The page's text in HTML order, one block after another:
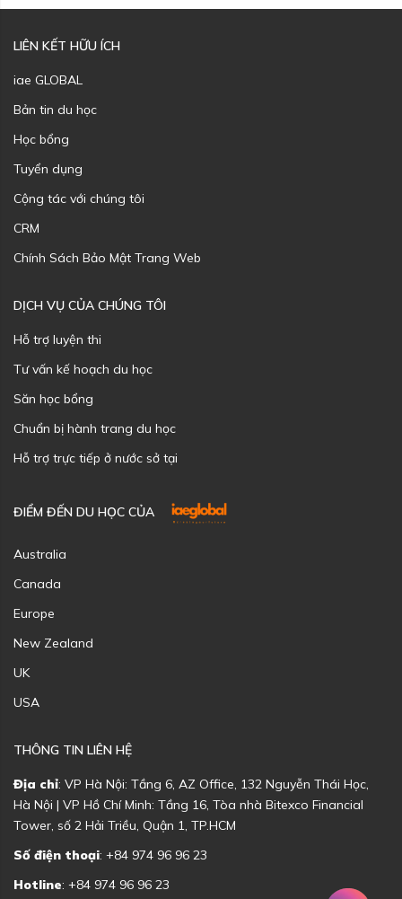
LIÊN KẾT HỮU ÍCH
iae GLOBAL
Bản tin du học
Học bổng
Tuyển dụng
Cộng tác với chúng tôi
CRM
Chính Sách Bảo Mật Trang Web
DỊCH VỤ CỦA CHÚNG TÔI
Hỗ trợ luyện thi
Tư vấn kế hoạch du học
Săn học bổng
Chuẩn bị hành trang du học
Hỗ trợ trực tiếp ở nước sở tại
ĐIỂM ĐẾN DU HỌC CỦA
Australia
Canada
Europe
New Zealand
UK
USA
THÔNG TIN LIÊN HỆ
Địa chỉ: VP Hà Nội: Tầng 6, AZ Office, 132 Nguyễn Thái Học,
Hà Nội | VP Hồ Chí Minh: Tầng 16, Tòa nhà Bitexco Financial
Tower, số 2 Hải Triều, Quận 1, TP.HCM
Số điện thoại: +84 974 96 96 23
Hotline: +84 974 96 96 23